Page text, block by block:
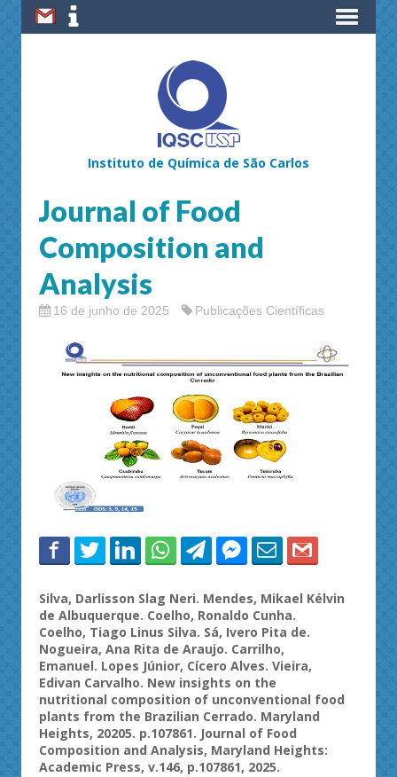
Instituto de Química de São Carlos
Journal of Food
Composition and
Analysis
16 de junho de 2025 Publicações Científicas
Silva, Darlisson Slag Neri. Mendes, Mikael Kélvin
de Albuquerque. Coelho, Ronaldo Cunha.
Coelho, Tiago Linus Silva. Sá, Ivero Pita de.
Nogueira, Ana Rita de Araujo. Carrilho,
Emanuel. Lopes Júnior, Cícero Alves. Vieira,
Edivan Carvalho. New insights on the
nutritional composition of unconventional food
plants from the Brazilian Cerrado. Maryland
Heights, 20205. p.107861. Journal of Food
Composition and Analysis, Maryland Heights:
Academic Press, v.146, p.107861, 2025.